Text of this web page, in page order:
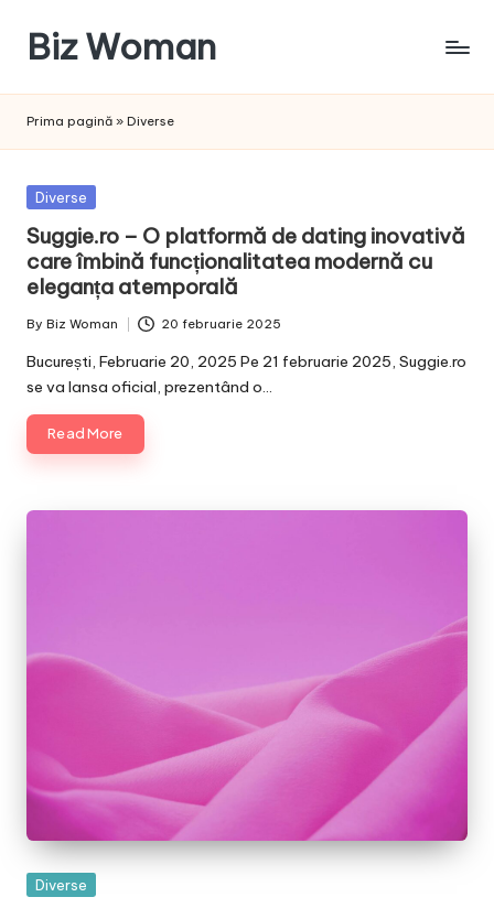
content
Biz Woman
succesul
Prima pagină » Diverse
Posted
Diverse
Suggie.ro – O platformă de dating inovativă
care îmbină funcționalitatea modernă cu
eleganța atemporală
Posted
by
By Biz Woman 20 februarie 2025
București, Februarie 20, 2025 Pe 21 februarie 2025, Suggie.ro
se va lansa oficial, prezentând o…
Read More
Posted
Diverse